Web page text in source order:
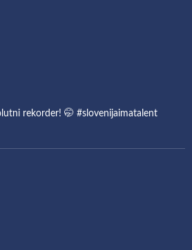
rekorder! 🤭 #slovenijaimatalent